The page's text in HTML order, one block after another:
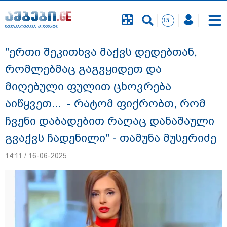
საინფორმაციო პორტალი
დაკავებულია 3 პირი, მათ შორის 2
არასრულწლოვანი - პოლიცია, თბილისში
კურიერზე ჯგუფურად ძალადობის საქმეზე
ინფორმაციას ავრცელებს
საინფორმაციო პორტალი
"ერთი შეკითხვა მაქვს დედებთან,
რომლებმაც გაგვყიდეთ და
მიღებული ფულით ცხოვრება
აიწყვეთ... - რატომ ფიქრობთ, რომ
ჩვენი დაბადებით რაღაც დანაშაული
გვაქვს ჩადენილი" - თამუნა მუსერიძე
14:11 / 16-06-2025